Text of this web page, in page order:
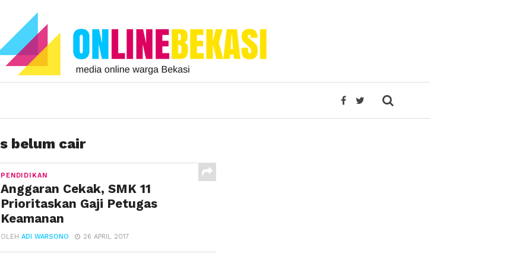
belum cair
PENDIDIKAN
Anggaran Cekak, SMK 11
Prioritaskan Gaji Petugas
Keamanan
OLEHADI WARSONO 26 APRIL 2017